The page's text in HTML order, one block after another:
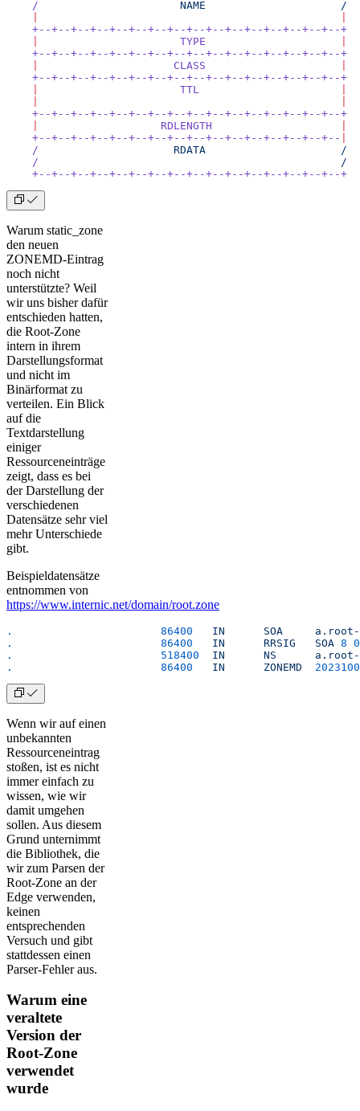
    /
                      NAME
                     /
    +--+--+--+--+--+--+--+--+--+--+--+--+--+--+--+--+
                      TYPE
    +--+--+--+--+--+--+--+--+--+--+--+--+--+--+--+--+
                     CLASS
    +--+--+--+--+--+--+--+--+--+--+--+--+--+--+--+--+
                      TTL
    +--+--+--+--+--+--+--+--+--+--+--+--+--+--+--+--+
                   RDLENGTH
    +--+--+--+--+--+--+--+--+--+--+--+--+--+--+--+--
    /
                     RDATA
                     /
    /
                                               /
    +--+--+--+--+--+--+--+--+--+--+--+--+--+--+--+--+
Warum static_zone
den neuen
ZONEMD-Eintrag
noch nicht
unterstützte? Weil
wir uns bisher dafür
entschieden hatten,
die Root-Zone
intern in ihrem
Darstellungsformat
und nicht im
Binärformat zu
verteilen. Ein Blick
auf die
Textdarstellung
einiger
Ressourceneinträge
zeigt, dass es bei
der Darstellung der
verschiedenen
Datensätze sehr viel
mehr Unterschiede
gibt.
Beispieldatensätze
entnommen von
https://www.internic.net/domain/root.zone
.
			86400
	IN
	SOA
.
			86400
	IN
	RRSIG
	SOA
8 0
.
			518400
	IN
	NS
.
			86400
	IN
	ZONEMD
Wenn wir auf einen
unbekannten
Ressourceneintrag
stoßen, ist es nicht
immer einfach zu
wissen, wie wir
damit umgehen
sollen. Aus diesem
Grund unternimmt
die Bibliothek, die
wir zum Parsen der
Root-Zone an der
Edge verwenden,
keinen
entsprechenden
Versuch und gibt
stattdessen einen
Parser-Fehler aus.
Warum eine
veraltete
Version der
Root-Zone
verwendet
wurde